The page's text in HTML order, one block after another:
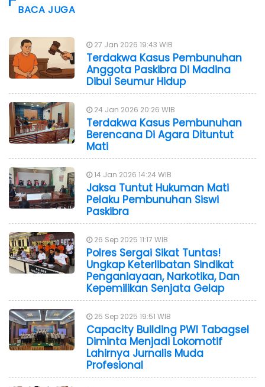
BACA JUGA
27 Jan 2026 19:43 WIB
Terdakwa Kasus Pembunuhan
Anggota Paskibra Di Madina
Dibui Seumur Hidup
24 Jan 2026 20:26 WIB
Terdakwa Kasus Pembunuhan
Berencana Di Agara Dituntut
Mati
14 Jan 2026 14:24 WIB
Jaksa Tuntut Hukuman Mati
Pelaku Pembunuhan Siswi
Paskibra
26 Sep 2025 11:17 WIB
Polres Sergai Sikat Tuntas!
Ungkap Keterlibatan Sindikat
Penganiayaan, Narkotika, Dan
Kepemilikan Senjata Gelap
25 Sep 2025 19:51 WIB
Capacity Building PWI Tabagsel
Diminta Menjadi Lokomotif
Lahirnya Jurnalis Muda
Profesional